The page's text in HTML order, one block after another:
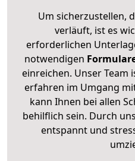
Um sicherzustellen,
verläuft, ist es
erforderlichen
notwendigen
einreichen. Unser Team
erfahren im Umgang
kann Ihnen bei allen
behilflich sein. Durch
entspannt und